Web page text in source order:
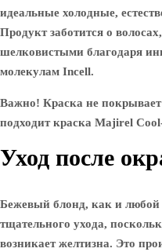
идеальные холодные,
Продукт заботится о
шелковистыми благодаря
молекулам Incell.
Важно! Краска не
подходит краска Majirel
Уход после
Бежевый блонд, как и любой
тщательного ухода,
возникает желтизна. Это